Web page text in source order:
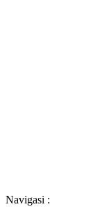
Navigasi :